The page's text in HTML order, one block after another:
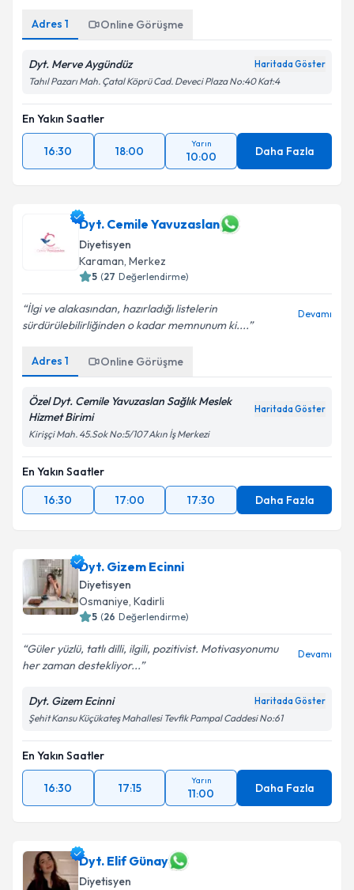
Adres 1 Online Görüşme
Dyt. Merve Aygündüz Haritada Göster
Tahıl Pazarı Mah. Çatal Köprü Cad. Deveci Plaza No:40 Kat:4
En Yakın Saatler
16:30 18:00
Yarın
10:00 Daha Fazla
Dyt. Cemile Yavuzaslan
Diyetisyen
Karaman, Merkez
5 (27 Değerlendirme)
İlgi ve alakasından, hazırladığı listelerin
sürdürülebilirliğinden o kadar memnunum ki....
Devamı
Adres 1 Online Görüşme
Özel Dyt. Cemile Yavuzaslan Sağlık Meslek
Hizmet Birimi
Haritada Göster
Kirişçi Mah. 45.Sok No:5/107 Akın İş Merkezi
En Yakın Saatler
16:30
17:00 17:30 Daha Fazla
Dyt. Gizem Ecinni
Diyetisyen
Osmaniye, Kadirli
5 (26 Değerlendirme)
Güler yüzlü, tatlı dilli, ilgili, pozitivist. Motivasyonumu
her zaman destekliyor...
Devamı
Dyt. Gizem Ecinni Haritada Göster
Şehit Kansu Küçükateş Mahallesi Tevfik Pampal Caddesi No:61
En Yakın Saatler
16:30 17:15
Yarın
11:00 Daha Fazla
Dyt. Elif Günay
Diyetisyen